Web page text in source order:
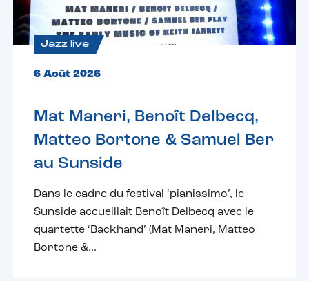
Jazz live
6 Août 2026
Mat Maneri, Benoît Delbecq,
Matteo Bortone & Samuel Ber
au Sunside
Dans le cadre du festival ‘pianissimo’, le
Sunside accueillait Benoît Delbecq avec le
quartette ‘Backhand’ (Mat Maneri, Matteo
Bortone &...